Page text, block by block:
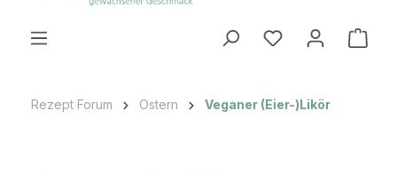
Rezept Forum Ostern Veganer (Eier-)Likör